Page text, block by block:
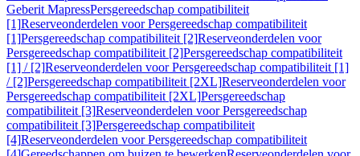
Geberit MapressPersgereedschap compatibiliteit
[1]Reserveonderdelen voor Persgereedschap compatibiliteit
[1]Persgereedschap compatibiliteit [2]Reserveonderdelen voor
Persgereedschap compatibiliteit [2]Persgereedschap compatibiliteit
[1] / [2]Reserveonderdelen voor Persgereedschap compatibiliteit [1]
/ [2]Persgereedschap compatibiliteit [2XL]Reserveonderdelen voor
Persgereedschap compatibiliteit [2XL]Persgereedschap
compatibiliteit [3]Reserveonderdelen voor Persgereedschap
compatibiliteit [3]Persgereedschap compatibiliteit
[4]Reserveonderdelen voor Persgereedschap compatibiliteit